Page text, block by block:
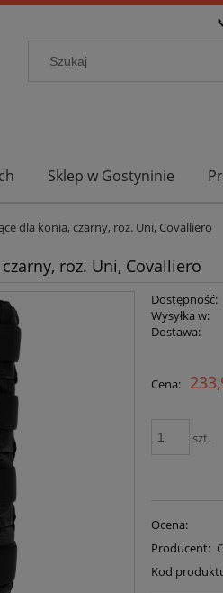
Sklep w Gostyninie
dla konia, czarny, roz. Uni, Covalliero
roz. Uni, Covalliero
Dostępność:
Wysyłka w:
Dostawa:
Cena:
szt.
Ocena:
Producent:
Kod